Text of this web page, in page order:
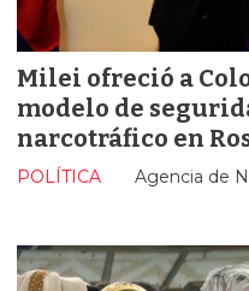
Milei ofreció a
modelo de
narcotráfico en
Agencia de
POLÍTICA